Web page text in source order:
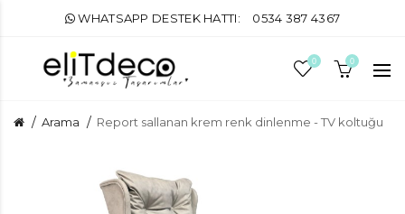
WHATSAPP DESTEK HATTI: 0534 387 4367
0 0
Arama Report sallanan krem renk dinlenme - TV koltuğu